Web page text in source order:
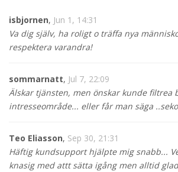
isbjornen, Jun 1, 14:31
Va dig själv, ha roligt o träffa nya
respektera varandra!
sommarnatt, Jul 7, 22:09
Älskar tjänsten, men önskar kunde filtrea
intresseområde... eller får man säga
Teo Eliasson, Sep 30, 21:31
Häftig kundsupport hjälpte mig snabb...
knasig med attt sätta igång men alltid